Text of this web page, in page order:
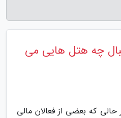
چه هتل هایی می
که بعضی از فعالان مالی